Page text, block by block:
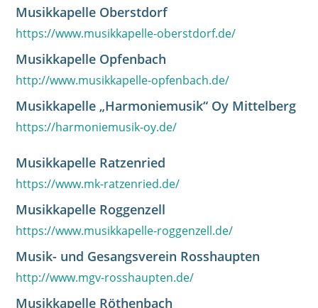
Musikkapelle Oberstdorf
https://www.musikkapelle-oberstdorf.de/
Musikkapelle Opfenbach
http://www.musikkapelle-opfenbach.de/
Musikkapelle „Harmoniemusik“ Oy Mittelberg
https://harmoniemusik-oy.de/
Musikkapelle Ratzenried
https://www.mk-ratzenried.de/
Musikkapelle Roggenzell
https://www.musikkapelle-roggenzell.de/
Musik- und Gesangsverein Rosshaupten
http://www.mgv-rosshaupten.de/
Musikkapelle Röthenbach